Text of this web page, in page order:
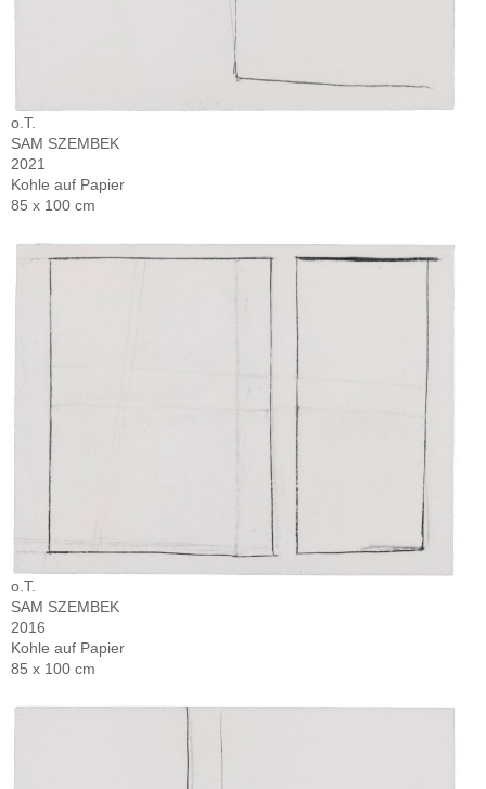
o.T.
SAM SZEMBEK
2021
Kohle auf Papier
85 x 100 cm
o.T.
SAM SZEMBEK
2016
Kohle auf Papier
85 x 100 cm